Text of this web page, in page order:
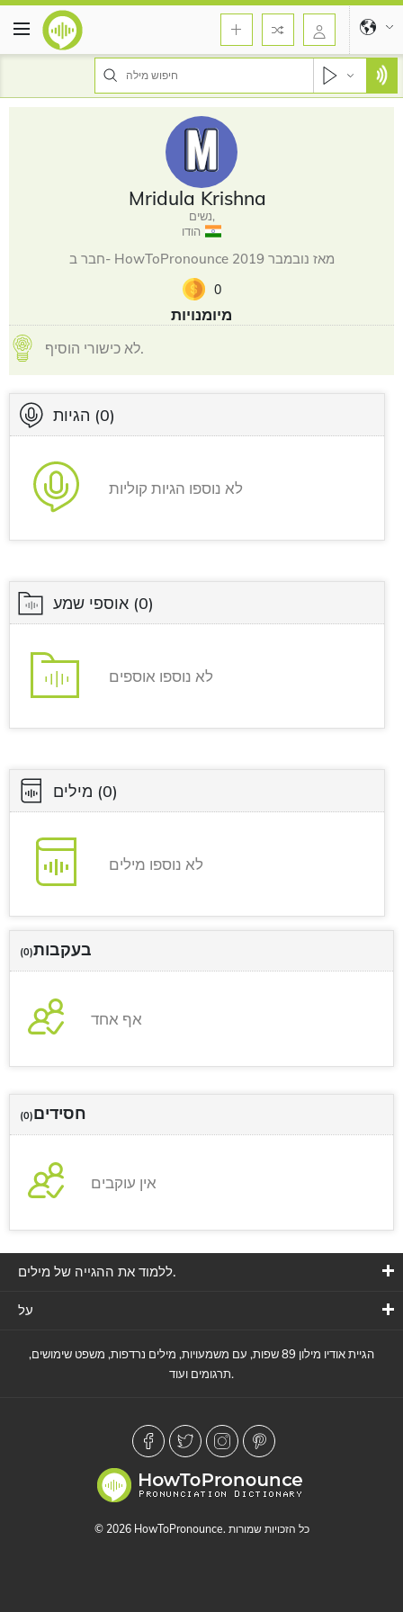
Mridula Krishna
נשים,
הודו
חבר ב- HowToPronounce מאז נובמבר 2019
0
מיומנויות
לא כישורי הוסיף.
הגיות (0)
לא נוספו הגיות קוליות
אוספי שמע (0)
לא נוספו אוספים
מילים (0)
לא נוספו מילים
בעקבות(0)
אף אחד
חסידים(0)
אין עוקבים
ללמוד את ההגייה של מילים.
על
הגיית אודיו מילון 89 שפות, עם משמעויות, מילים נרדפות, משפט שימושים,
תרגומים ועוד.
© 2026 HowToPronounce. כל הזכויות שמורות